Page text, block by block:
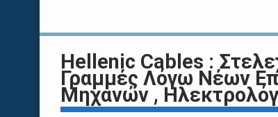
Hellenic Cables :
Γραμμές Λόγω Νέων
Μηχανών ,